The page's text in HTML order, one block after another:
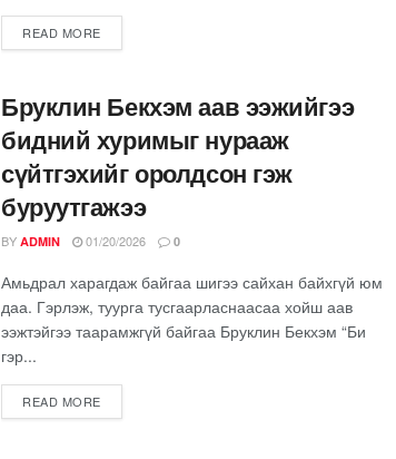
READ MORE
Бруклин Бекхэм аав ээжийгээ
бидний хуримыг нурааж
сүйтгэхийг оролдсон гэж
буруутгажээ
BY ADMIN 01/20/2026 0
Амьдрал харагдаж байгаа шигээ сайхан байхгүй юм
даа. Гэрлэж, туурга тусгаарласнаасаа хойш аав
ээжтэйгээ таарамжгүй байгаа Бруклин Бекхэм “Би
гэр...
READ MORE